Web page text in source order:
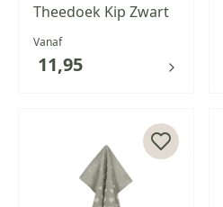
Theedoek Kip Zwart
Vanaf
11,95